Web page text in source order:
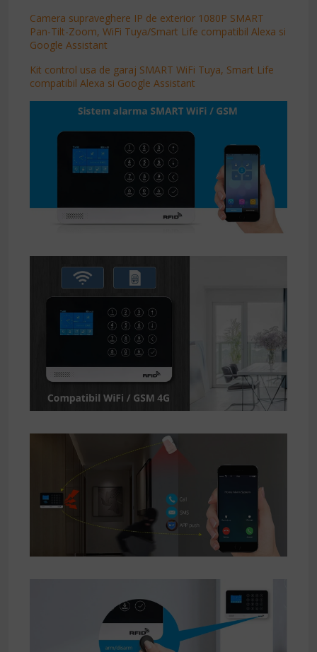
Camera supraveghere IP de exterior 1080P SMART
Pan-Tilt-Zoom, WiFi Tuya/Smart Life compatibil Alexa si
Google Assistant
Kit control usa de garaj SMART WiFi Tuya, Smart Life
compatibil Alexa si Google Assistant